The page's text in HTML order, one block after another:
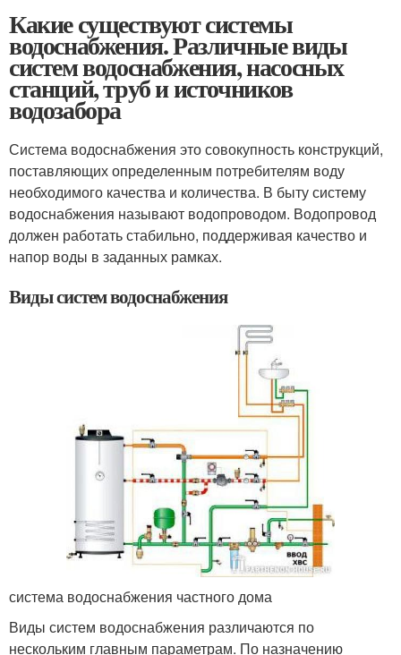
Какие существуют системы
водоснабжения. Различные виды
систем водоснабжения, насосных
станций, труб и источников
водозабора
Система водоснабжения это совокупность конструкций,
поставляющих определенным потребителям воду
необходимого качества и количества. В быту систему
водоснабжения называют водопроводом. Водопровод
должен работать стабильно, поддерживая качество и
напор воды в заданных рамках.
Виды систем водоснабжения
система водоснабжения частного дома
Виды систем водоснабжения различаются по
нескольким главным параметрам. По назначению